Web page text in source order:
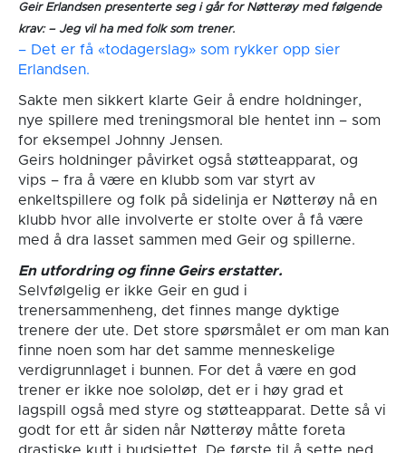
Geir Erlandsen presenterte seg i går for Nøtterøy med følgende
krav: – Jeg vil ha med folk som trener.
– Det er få «todagerslag» som rykker opp sier
Erlandsen.
Sakte men sikkert klarte Geir å endre holdninger,
nye spillere med treningsmoral ble hentet inn – som
for eksempel Johnny Jensen.
Geirs holdninger påvirket også støtteapparat, og
vips – fra å være en klubb som var styrt av
enkeltspillere og folk på sidelinja er Nøtterøy nå en
klubb hvor alle involverte er stolte over å få være
med å dra lasset sammen med Geir og spillerne.
En utfordring og finne Geirs erstatter.
Selvfølgelig er ikke Geir en gud i
trenersammenheng, det finnes mange dyktige
trenere der ute. Det store spørsmålet er om man kan
finne noen som har det samme menneskelige
verdigrunnlaget i bunnen. For det å være en god
trener er ikke noe sololøp, det er i høy grad et
lagspill også med styre og støtteapparat. Dette så vi
godt for ett år siden når Nøtterøy måtte foreta
drastiske kutt i budsjettet. De første til å sette ned